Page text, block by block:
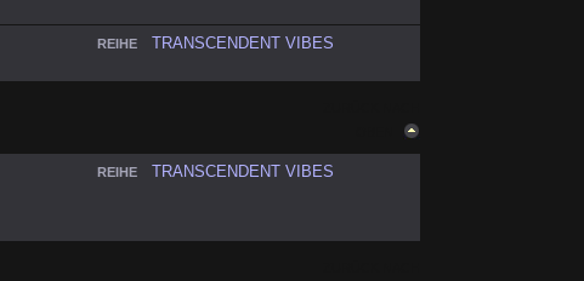
REIHE TRANSCENDENT VIBES
REIHE TRANSCENDENT VIBES